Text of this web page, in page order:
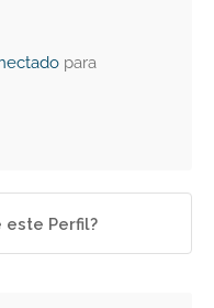
para
este Perfil?